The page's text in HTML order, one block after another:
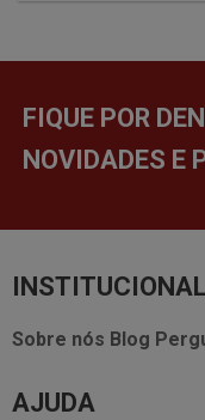
FIQUE POR
NOVIDADES E
INSTITUCIONAL
Sobre nós Blog
AJUDA